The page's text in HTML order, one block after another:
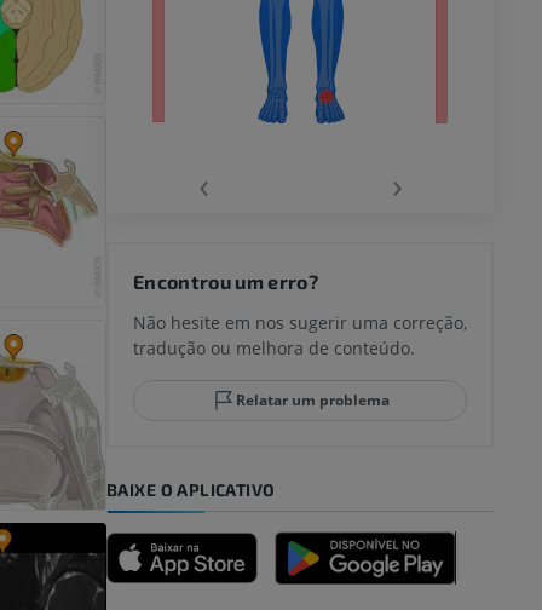
do
e do
‹ ›
Encontrou um erro?
Não hesite em nos sugerir uma correção,
tradução ou melhora de conteúdo.
Relatar um problema
BAIXE O APLICATIVO